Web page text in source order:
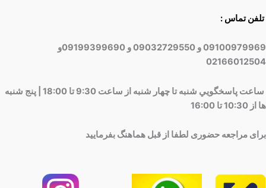
تلفن تماس :
09100979969 و 09032729550 و 09199399690و
02166012504
ساعت پاسخگويي شنبه تا چهار شنبه از ساعت 9:30 تا 18:00 | پنج شنبه
ها از 10:30 تا 16:00
برای مراجعه حضوری لطفا از قبل هماهنگ بفرمایید